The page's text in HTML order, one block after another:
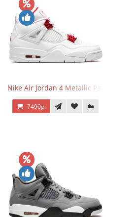
Nike Air Jordan 4 Metallic Pack
7490р.